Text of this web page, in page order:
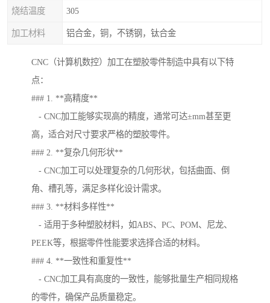
烧结温度 305
加工材料 铝合金，铜，不锈钢，钛合金
CNC（计算机数控）加工在塑胶零件制造中具有以下特
点：
### 1. **高精度**
- CNC加工能够实现高的精度，通常可达±mm甚至更
高，适合对尺寸要求严格的塑胶零件。
### 2. **复杂几何形状**
- CNC加工可以处理复杂的几何形状，包括曲面、倒
角、槽孔等，满足多样化设计需求。
### 3. **材料多样性**
- 适用于多种塑胶材料，如ABS、PC、POM、尼龙、
PEEK等，根据零件性能要求选择合适的材料。
### 4. **一致性和重复性**
- CNC加工具有高度的一致性，能够批量生产相同规格
的零件，确保产品质量稳定。